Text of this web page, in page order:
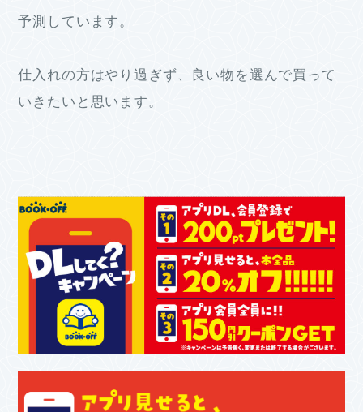
予測しています。
仕入れの方はやり過ぎず、良い物を選んで買って
いきたいと思います。